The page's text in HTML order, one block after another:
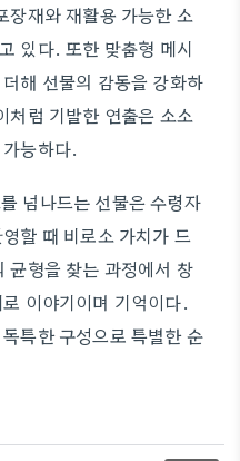
장재와 재활용 가능한 소
있다. 또한 맞춤형 메시
해 선물의 감동을 강화하
처럼 기발한 연출은 소소
능하다.
넘나드는 선물은 수령자
할 때 비로소 가치가 드
균형을 찾는 과정에서 창
이야기이며 기억이다.
특한 구성으로 특별한 순